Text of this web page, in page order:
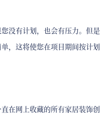
没有计划，也会有压力。但
，这将使您在项目期间按计
在网上收藏的所有家居装饰